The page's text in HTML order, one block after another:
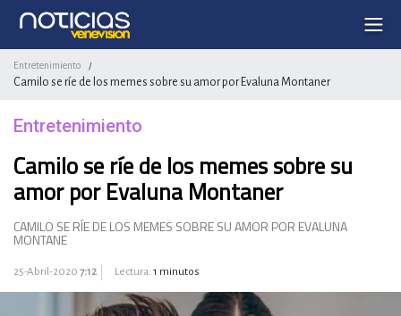
Entretenimiento /
Camilo se ríe de los memes sobre su amor por Evaluna Montaner
Entretenimiento
Camilo se ríe de los memes sobre su
amor por Evaluna Montaner
CAMILO SE RÍE DE LOS MEMES SOBRE SU AMOR POR EVALUNA
MONTANE
25-Abril-2020 7:12 Lectura: 1 minutos